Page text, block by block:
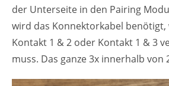
der Unterseite in den Pairing
wird das Konnektorkabel
Kontakt 1 & 2 oder Kontakt 1 & 3
muss. Das ganze 3x innerhalb von